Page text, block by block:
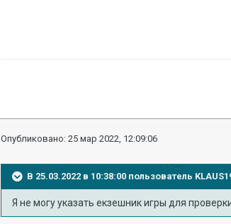
Опубликовано:25 мар 2022, 12:09:06
В 25.03.2022 в 10:38:00 пользователь
Я не могу указать екзешник игры для